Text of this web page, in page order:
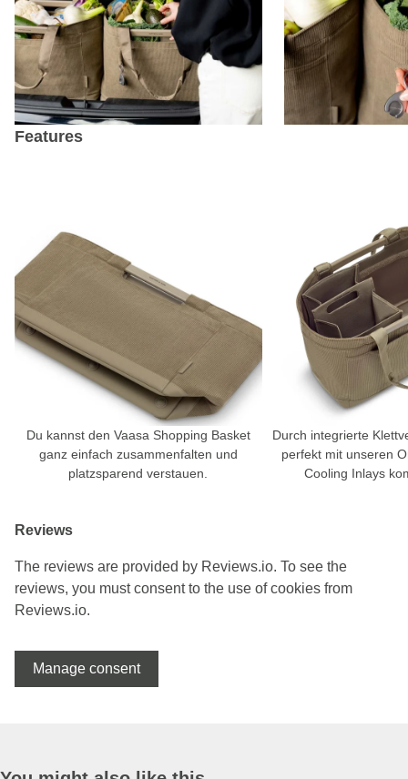
Features
Du kannst den Vaasa Shopping Basket
ganz einfach zusammenfalten und
platzsparend verstauen.
Durch integrierte
perfekt mit unseren
Cooling Inlays
Reviews
The reviews are provided by Reviews.io. To see the
reviews, you must consent to the use of cookies from
Reviews.io.
Manage consent